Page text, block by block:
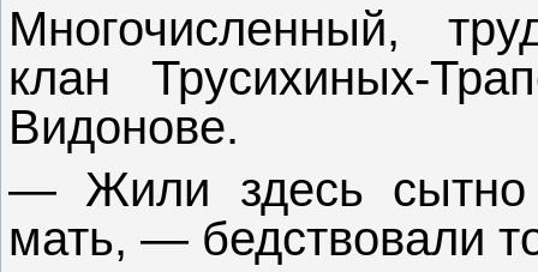
Многочисленный,
клан Трусихиных-
Видонове.
— Жили здесь сытно
мать, — бедствовали